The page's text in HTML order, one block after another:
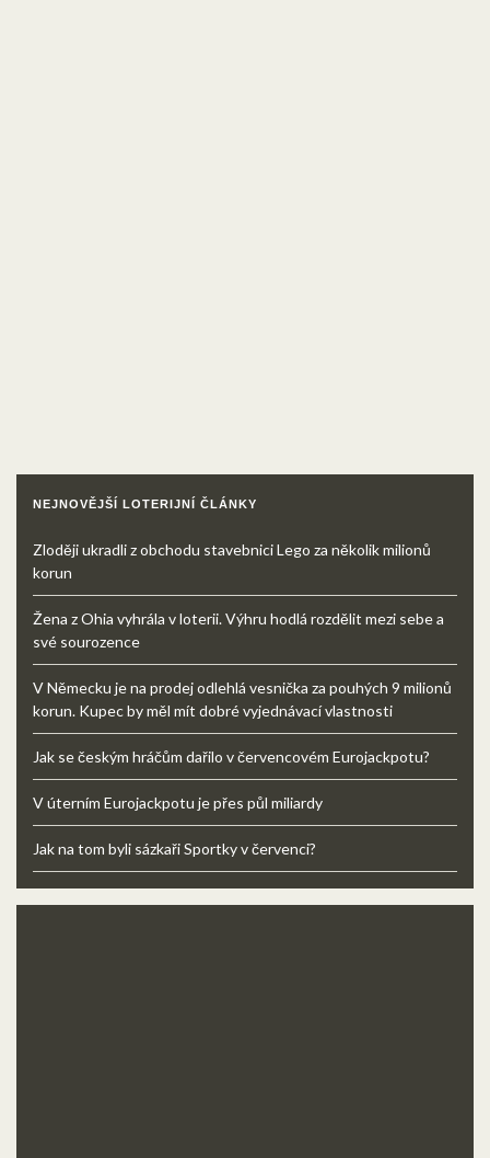
NEJNOVĚJŠÍ LOTERIJNÍ ČLÁNKY
Zloději ukradli z obchodu stavebnici Lego za několik milionů
korun
Žena z Ohia vyhrála v loterii. Výhru hodlá rozdělit mezi sebe a
své sourozence
V Německu je na prodej odlehlá vesnička za pouhých 9 milionů
korun. Kupec by měl mít dobré vyjednávací vlastnosti
Jak se českým hráčům dařilo v červencovém Eurojackpotu?
V úterním Eurojackpotu je přes půl miliardy
Jak na tom byli sázkaři Sportky v červenci?